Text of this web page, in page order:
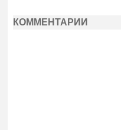
КОММЕНТАРИИ